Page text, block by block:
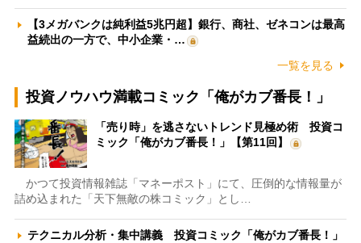
【3メガバンクは純利益5兆円超】銀行、商社、ゼネコンは最高
益続出の一方で、中小企業・…
一覧を見る
投資ノウハウ満載コミック「俺がカブ番長！」
「売り時」を逃さないトレンド見極め術 投資コ
ミック「俺がカブ番長！」【第11回】
かつて投資情報雑誌「マネーポスト」にて、圧倒的な情報量が
詰め込まれた「天下無敵の株コミック」とし…
テクニカル分析・集中講義 投資コミック「俺がカブ番長！」